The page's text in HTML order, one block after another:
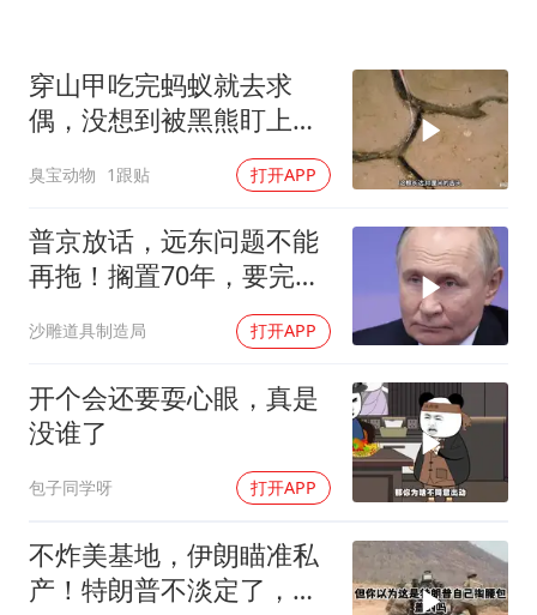
朱雨玲晋级WTT横滨冠军赛女单八强
“中国蔬菜之乡”最高温达41.8℃
东方之约 相约未来
穿山甲吃完蚂蚁就去求
偶，没想到被黑熊盯上
臭宝动物 1跟贴 打开APP
普京放话，远东问题不能
再拖！搁置70年，要完成
沙雕道具制造局 打开APP
开个会还要耍心眼，真是
没谁了
包子同学呀 打开APP
不炸美基地，伊朗瞄准私
产！特朗普不淡定了，被